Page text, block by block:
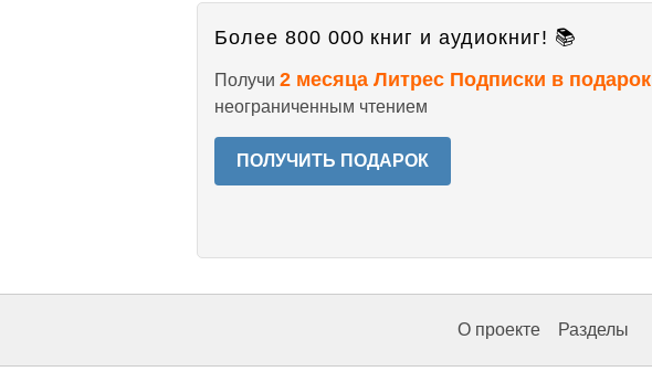
Более 800 000 книг и аудиокниг! 📚
Получи 2 месяца Литрес Подписки в подарок
неограниченным чтением
ПОЛУЧИТЬ ПОДАРОК
О проекте Разделы